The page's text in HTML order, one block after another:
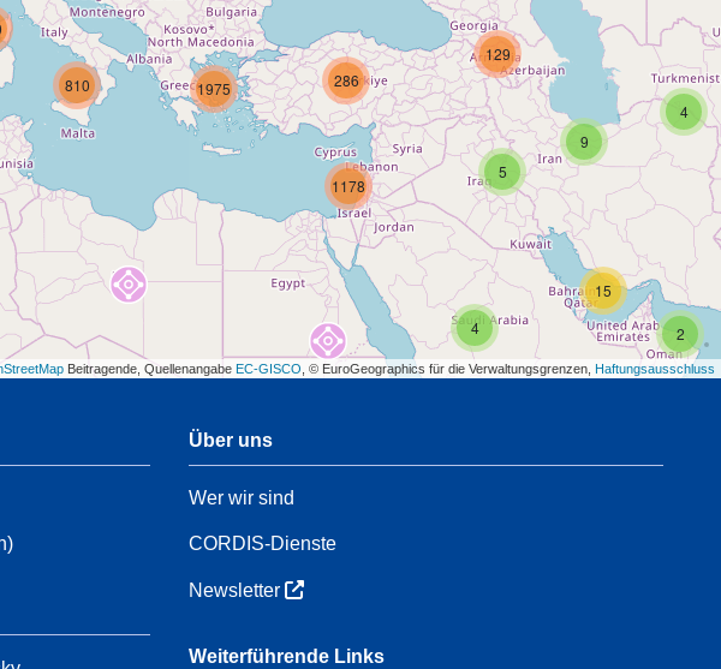
4
2
9
5
15
129
4
286
1178
1975
810
Beitragende, Quellenangabe EC-GISCO , © EuroGeographics für die Verwaltungsgrenzen, Haftungsausschluss
Über uns
Wer wir sind
CORDIS-Dienste
Newsletter
Weiterführende Links